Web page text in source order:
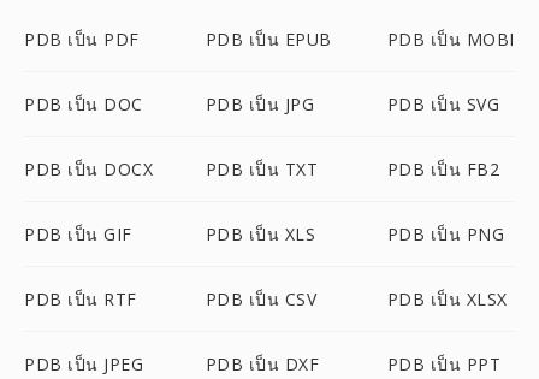
PDB เป็น PDF PDB เป็น EPUB PDB เป็น MOBI
PDB เป็น DOC PDB เป็น JPG PDB เป็น SVG
PDB เป็น DOCX PDB เป็น TXT PDB เป็น FB2
PDB เป็น GIF PDB เป็น XLS PDB เป็น PNG
PDB เป็น RTF PDB เป็น CSV PDB เป็น XLSX
PDB เป็น JPEG PDB เป็น DXF PDB เป็น PPT